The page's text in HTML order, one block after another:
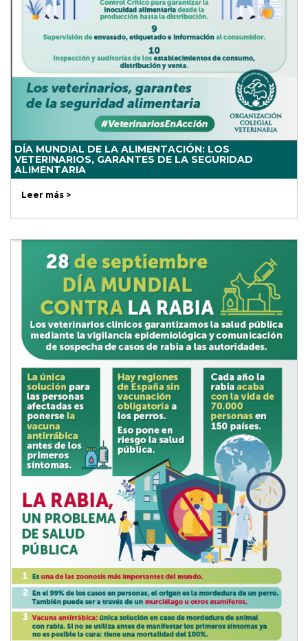
DÍA MUNDIAL DE LA ALIMENTACIÓN: LOS
VETERINARIOS, GARANTES DE LA SEGURIDAD
ALIMENTARIA
Leer más >